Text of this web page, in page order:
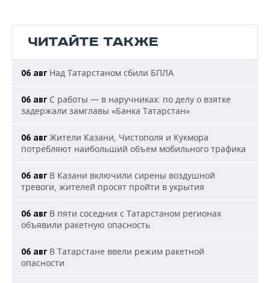
ЧИТАЙТЕ ТАКЖЕ
06 авг Над Татарстаном сбили БПЛА
06 авг С работы — в наручниках: по делу о взятке
задержали замглавы «Банка Татарстан»
06 авг Жители Казани, Чистополя и Кукмора
потребляют наибольший объем мобильного трафика
06 авг В Казани включили сирены воздушной
тревоги, жителей просят пройти в укрытия
06 авг В пяти соседних с Татарстаном регионах
объявили ракетную опасность
06 авг В Татарстане ввели режим ракетной
опасности